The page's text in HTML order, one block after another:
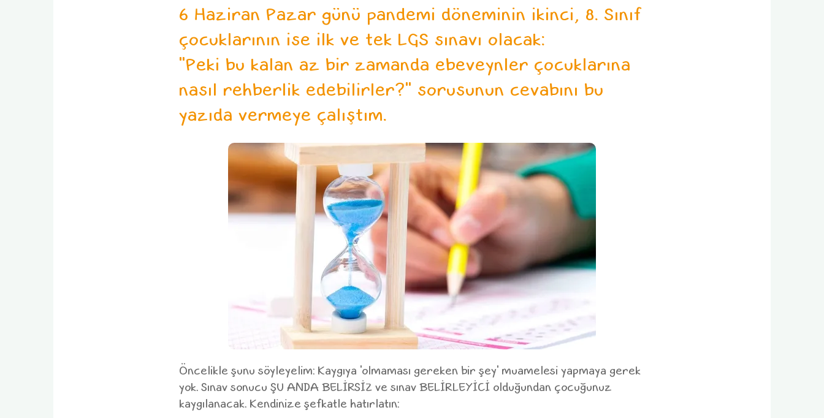
6 Haziran Pazar günü pandemi döneminin ikinci, 8. Sınıf
çocuklarının ise ilk ve tek LGS sınavı olacak:
"Peki bu kalan az bir zamanda ebeveynler çocuklarına
nasıl rehberlik edebilirler?" sorusunun cevabını bu
yazıda vermeye çalıştım.
Öncelikle şunu söyleyelim: Kaygıya 'olmaması gereken bir şey' muamelesi yapmaya gerek
yok. Sınav sonucu ŞU ANDA BELİRSİZ ve sınav BELİRLEYİCİ olduğundan çocuğunuz
kaygılanacak. Kendinize şefkatle hatırlatın: